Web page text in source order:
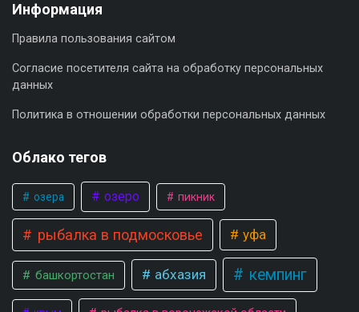
Информация
Правила пользования сайтом
Согласие посетителя сайта на обработку персональных
данных
Политика в отношении обработки персональных данных
Облако тегов
озера озеро пикник
рыбалка в подмосковье уфа
башкортостан абхазия кемпинг